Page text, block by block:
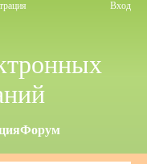
Вход
Форум